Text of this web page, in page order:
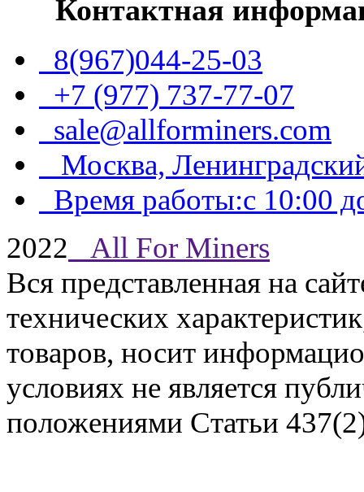
Контактная
8(967)044-25-03
+7 (977) 737-77-07
sale@allforminers.com
Москва,
Время работы:с 10:00
2022
All For Miners
Вся представленная на
технических
товаров, носит
условиях не является
положениями Статьи
Задать вопрос